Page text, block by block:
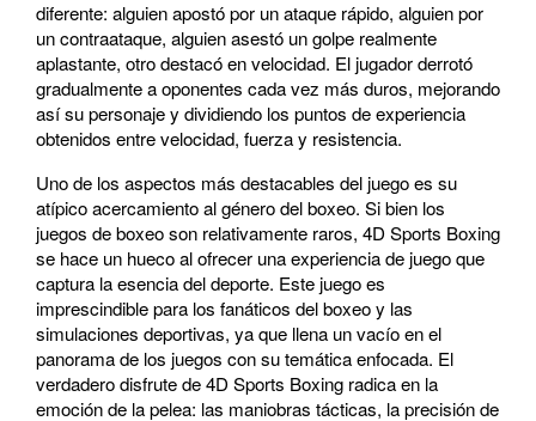
diferente: alguien apostó por un ataque rápido, alguien por
un contraataque, alguien asestó un golpe realmente
aplastante, otro destacó en velocidad. El jugador derrotó
gradualmente a oponentes cada vez más duros, mejorando
así su personaje y dividiendo los puntos de experiencia
obtenidos entre velocidad, fuerza y resistencia.
Uno de los aspectos más destacables del juego es su
atípico acercamiento al género del boxeo. Si bien los
juegos de boxeo son relativamente raros, 4D Sports Boxing
se hace un hueco al ofrecer una experiencia de juego que
captura la esencia del deporte. Este juego es
imprescindible para los fanáticos del boxeo y las
simulaciones deportivas, ya que llena un vacío en el
panorama de los juegos con su temática enfocada. El
verdadero disfrute de 4D Sports Boxing radica en la
emoción de la pelea: las maniobras tácticas, la precisión de